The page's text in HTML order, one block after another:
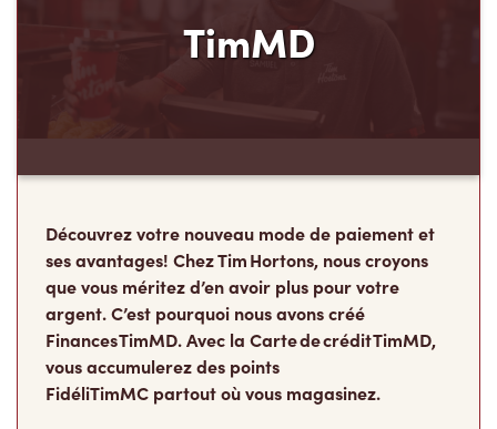
TimMD
Découvrez votre nouveau mode de paiement et
ses avantages! Chez Tim Hortons, nous croyons
que vous méritez d’en avoir plus pour votre
argent. C’est pourquoi nous avons créé
Finances TimMD. Avec la Carte de crédit TimMD,
vous accumulerez des points
FidéliTimMC partout où vous magasinez.